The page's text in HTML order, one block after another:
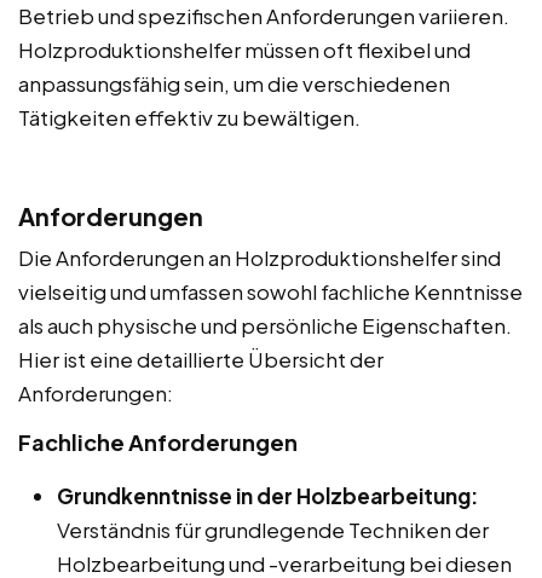
Betrieb und spezifischen Anforderungen variieren.
Holzproduktionshelfer müssen oft flexibel und
anpassungsfähig sein, um die verschiedenen
Tätigkeiten effektiv zu bewältigen.
Anforderungen
Die Anforderungen an Holzproduktionshelfer sind
vielseitig und umfassen sowohl fachliche Kenntnisse
als auch physische und persönliche Eigenschaften.
Hier ist eine detaillierte Übersicht der
Anforderungen:
Fachliche Anforderungen
Grundkenntnisse in der Holzbearbeitung:
Verständnis für grundlegende Techniken der
Holzbearbeitung und -verarbeitung bei diesen